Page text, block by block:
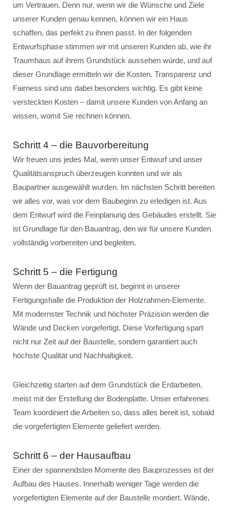
um Vertrauen. Denn nur, wenn wir die Wünsche und Ziele
unserer Kunden genau kennen, können wir ein Haus
schaffen, das perfekt zu ihnen passt. In der folgenden
Entwurfsphase stimmen wir mit unseren Kunden ab, wie ihr
Traumhaus auf ihrem Grundstück aussehen würde, und auf
dieser Grundlage ermitteln wir die Kosten. Transparenz und
Fairness sind uns dabei besonders wichtig. Es gibt keine
versteckten Kosten – damit unsere Kunden von Anfang an
wissen, womit Sie rechnen können.
Schritt 4 – die Bauvorbereitung
Wir freuen uns jedes Mal, wenn unser Entwurf und unser
Qualitätsanspruch überzeugen konnten und wir als
Baupartner ausgewählt wurden. Im nächsten Schritt bereiten
wir alles vor, was vor dem Baubeginn zu erledigen ist. Aus
dem Entwurf wird die Feinplanung des Gebäudes erstellt. Sie
ist Grundlage für den Bauantrag, den wir für unsere Kunden
vollständig vorbereiten und begleiten.
Schritt 5 – die Fertigung
Wenn der Bauantrag geprüft ist, beginnt in unserer
Fertigungshalle die Produktion der Holzrahmen-Elemente.
Mit modernster Technik und höchster Präzision werden die
Wände und Decken vorgefertigt. Diese Vorfertigung spart
nicht nur Zeit auf der Baustelle, sondern garantiert auch
höchste Qualität und Nachhaltigkeit.
Gleichzeitig starten auf dem Grundstück die Erdarbeiten,
meist mit der Erstellung der Bodenplatte. Unser erfahrenes
Team koordiniert die Arbeiten so, dass alles bereit ist, sobald
die vorgefertigten Elemente geliefert werden.
Schritt 6 – der Hausaufbau
Einer der spannendsten Momente des Bauprozesses ist der
Aufbau des Hauses. Innerhalb weniger Tage werden die
vorgefertigten Elemente auf der Baustelle montiert. Wände,